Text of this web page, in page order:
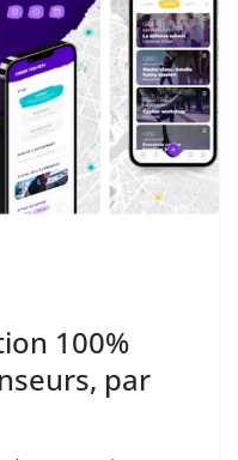
100%
par